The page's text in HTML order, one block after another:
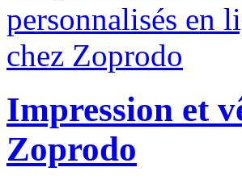
Impression et
Zoprodo